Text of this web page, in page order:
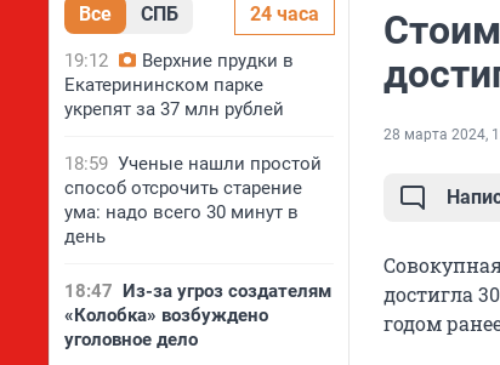
Все СПБ 24 часа
19:12
Верхние прудки в
Екатерининском парке
укрепят за 37 млн рублей
18:59 Ученые нашли простой
способ отсрочить старение
ума: надо всего 30 минут в
день
18:47 Из-за угроз создателям
«Колобка» возбуждено
уголовное дело
28 марта 2024,
достигла
годом